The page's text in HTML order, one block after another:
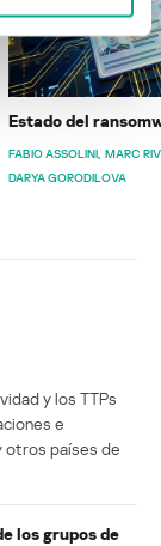
Estado del
FABIO ASSOLINI MARC
DARYA GORODILOVA
y los TTPs
e
otros países de
los grupos de